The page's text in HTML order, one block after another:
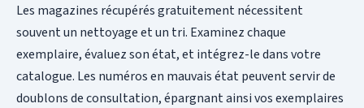
Les magazines récupérés gratuitement nécessitent
souvent un nettoyage et un tri. Examinez chaque
exemplaire, évaluez son état, et intégrez-le dans votre
catalogue. Les numéros en mauvais état peuvent servir de
doublons de consultation, épargnant ainsi vos exemplaires